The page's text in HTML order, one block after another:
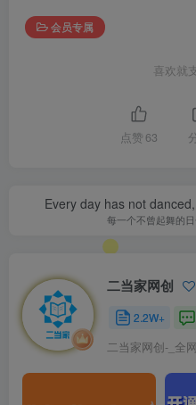
会员专属
喜欢就
点赞 63
Every day has not
每一个不曾起舞的
二当家网创
2.2W+